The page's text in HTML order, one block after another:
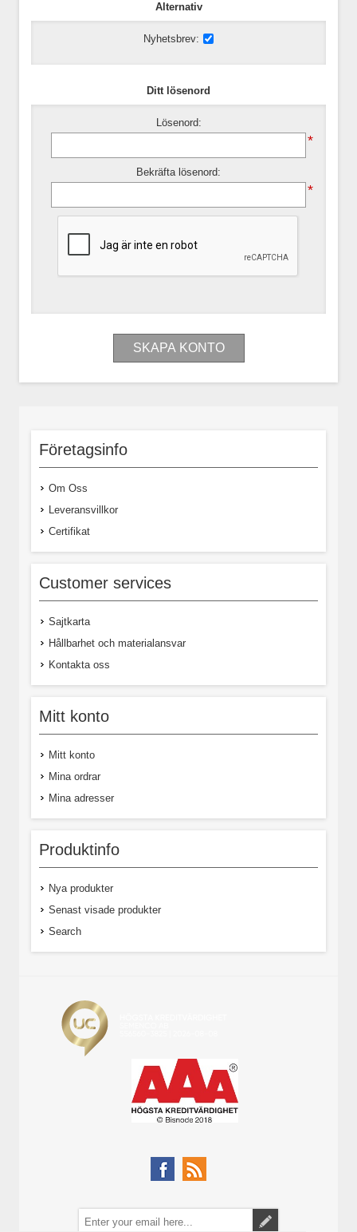
Alternativ
Nyhetsbrev:
Ditt lösenord
Lösenord:
*
Bekräfta lösenord:
*
Företagsinfo
Om Oss
Leveransvillkor
Certifikat
Customer services
Sajtkarta
Hållbarhet och materialansvar
Kontakta oss
Mitt konto
Mitt konto
Mina ordrar
Mina adresser
Produktinfo
Nya produkter
Senast visade produkter
Search